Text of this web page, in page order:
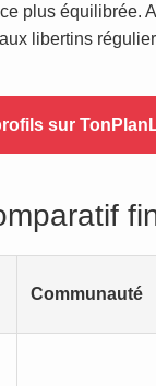
plus équilibrée.
libertins
sur
Communauté